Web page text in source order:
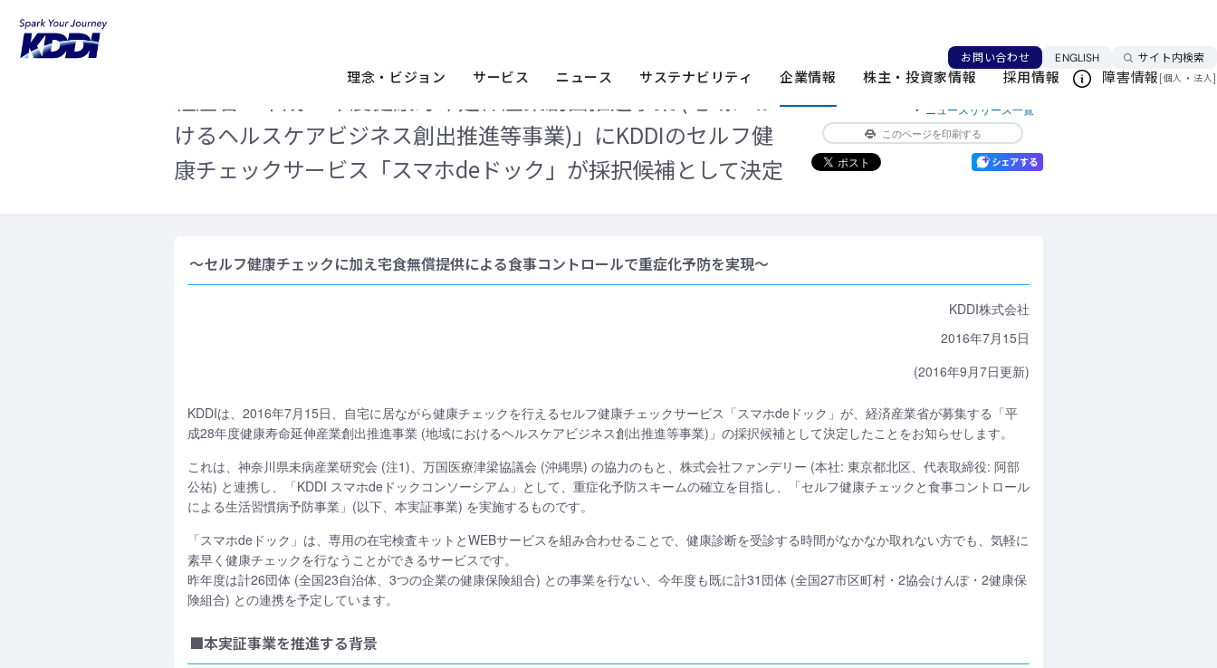
お問い合わせ ENGLISH言語を切り替える
サイト内検索
理念・ビジョン サービス ニュース サステナビリティ 企業情報 株主・投資家情報 採用情報 障害情報[個人 ・ 法人]
けるヘルスケアビジネス創出推進等事業)」にKDDIのセルフ健
康チェックサービス「スマホdeドック」が採択候補として決定
ニュースリリース一覧
このページを印刷する
～セルフ健康チェックに加え宅食無償提供による食事コントロールで重症化予防を実現～
KDDI株式会社
2016年7月15日
(2016年9月7日更新)
KDDIは、2016年7月15日、自宅に居ながら健康チェックを行えるセルフ健康チェックサービス「スマホdeドック」が、経済産業省が募集する「平
成28年度健康寿命延伸産業創出推進事業 (地域におけるヘルスケアビジネス創出推進等事業)」の採択候補として決定したことをお知らせします。
これは、神奈川県未病産業研究会 (注1)、万国医療津梁協議会 (沖縄県) の協力のもと、株式会社ファンデリー (本社: 東京都北区、代表取締役: 阿部
公祐) と連携し、「KDDI スマホdeドックコンソーシアム」として、重症化予防スキームの確立を目指し、「セルフ健康チェックと食事コントロール
による生活習慣病予防事業」(以下、本実証事業) を実施するものです。
「スマホdeドック」は、専用の在宅検査キットとWEBサービスを組み合わせることで、健康診断を受診する時間がなかなか取れない方でも、気軽に
素早く健康チェックを行なうことができるサービスです。
昨年度は計26団体 (全国23自治体、3つの企業の健康保険組合) との事業を行ない、今年度も既に計31団体 (全国27市区町村・2協会けんぽ・2健康保
険組合) との連携を予定しています。
■本実証事業を推進する背景